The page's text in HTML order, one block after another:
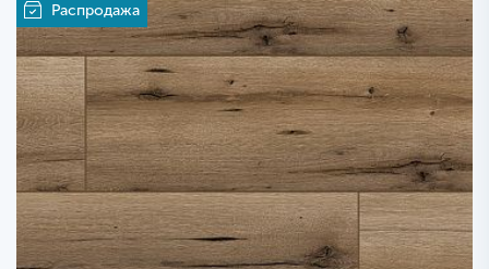
Распродажа